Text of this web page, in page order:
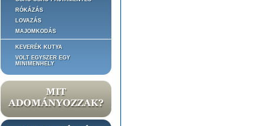
RÓKÁZÁS
LOVAZÁS
MAJOMKODÁS
KEVERÉK KUTYA
VOLT EGYSZER EGY
MINIMENHELY